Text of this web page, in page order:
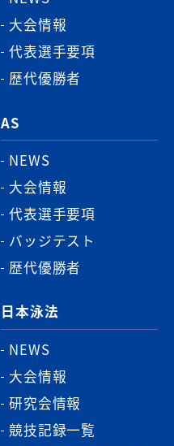
大会情報
代表選手要項
歴代優勝者
AS
NEWS
大会情報
代表選手要項
バッジテスト
歴代優勝者
日本泳法
NEWS
大会情報
研究会情報
競技記録一覧